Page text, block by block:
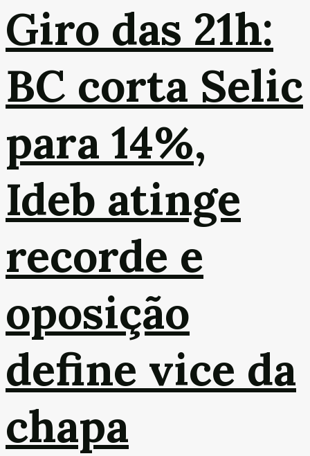
Giro das 21h:
BC corta Selic
para 14%,
Ideb atinge
recorde e
oposição
define vice da
chapa